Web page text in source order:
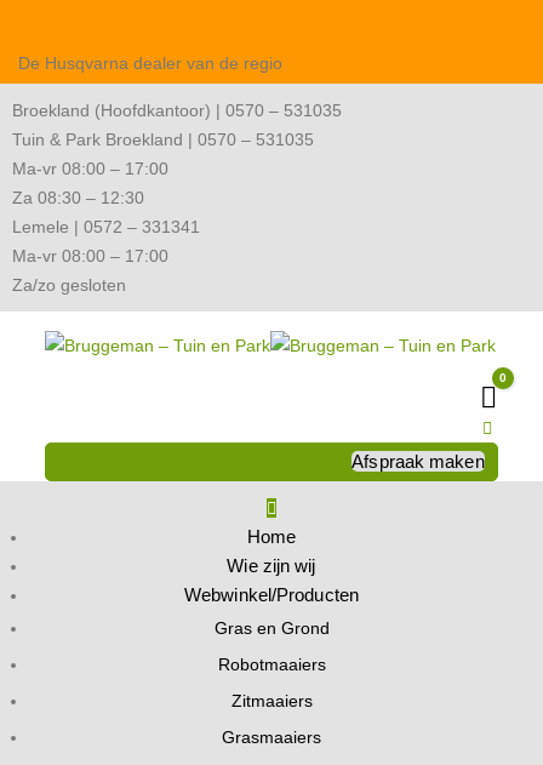
De Husqvarna dealer van de regio
Broekland (Hoofdkantoor) | 0570 – 531035
Tuin & Park Broekland | 0570 – 531035
Ma-vr 08:00 – 17:00
Za 08:30 – 12:30
Lemele | 0572 – 331341
Ma-vr 08:00 – 17:00
Za/zo gesloten
0
Afspraak maken
Home
Wie zijn wij
Webwinkel/Producten
Gras en Grond
Robotmaaiers
Zitmaaiers
Grasmaaiers